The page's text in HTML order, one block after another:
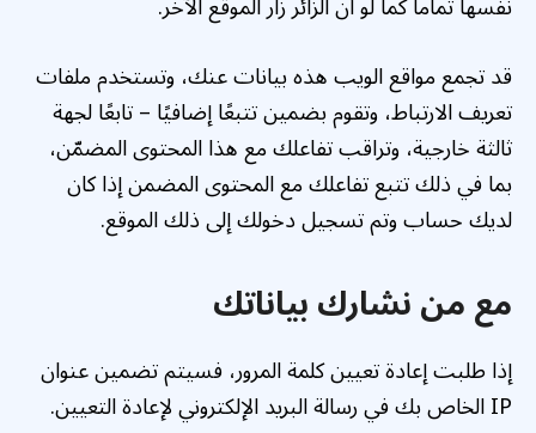
قد تجمع مواقع الويب هذه بيانات عنك، وتستخدم ملفات
تعريف الارتباط، وتقوم بضمين تتبعًا إضافيًا – تابعًا لجهة
ثالثة خارجية، وتراقب تفاعلك مع هذا المحتوى المضمّن،
بما في ذلك تتبع تفاعلك مع المحتوى المضمن إذا كان
لديك حساب وتم تسجيل دخولك إلى ذلك الموقع.
مع من نشارك بياناتك
إذا طلبت إعادة تعيين كلمة المرور، فسيتم تضمين عنوان
IP الخاص بك في رسالة البريد الإلكتروني لإعادة التعيين.